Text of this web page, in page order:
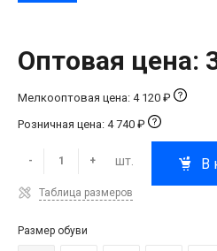
Оптовая цена:
Мелкооптовая цена: 4 120 ₽
Розничная цена: 4 740 ₽
- + шт. В
Таблица размеров
Размер обуви